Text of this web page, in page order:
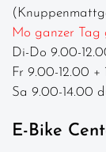
Mo ganzer Tag
Di-Do 9.00-
Fr 9.00-12.00 +
Sa 9.00-14.00
E-Bike